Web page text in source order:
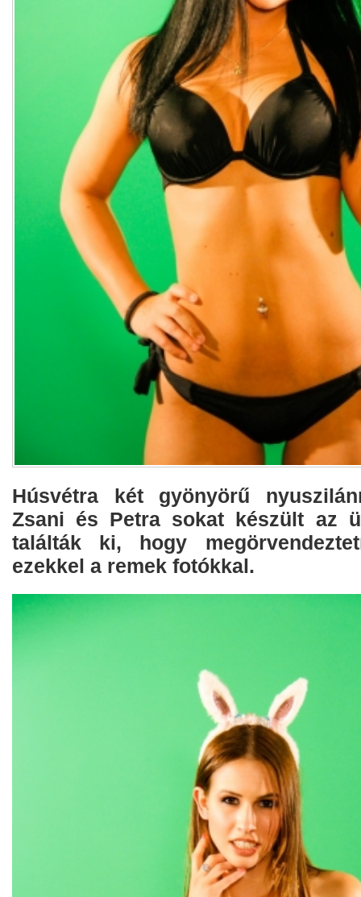
Húsvétra két gyönyörű
Zsani és Petra sokat készült az
találták ki, hogy
ezekkel a remek fotókkal.